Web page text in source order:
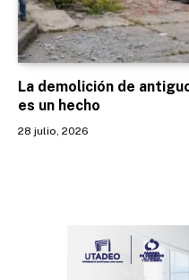
La demolición de
es un hecho
28 julio, 2026